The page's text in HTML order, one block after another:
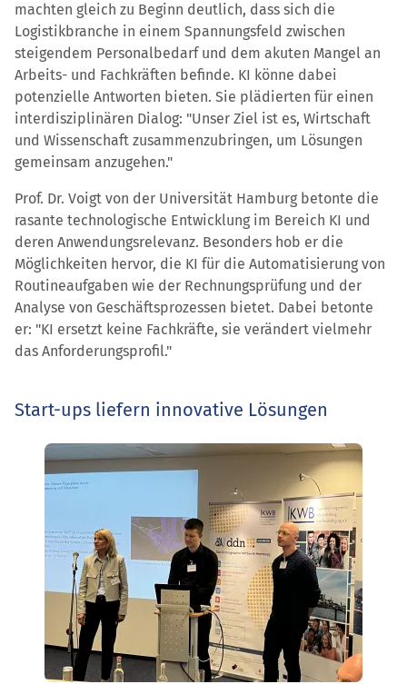
machten gleich zu Beginn deutlich, dass sich die
Logistikbranche in einem Spannungsfeld zwischen
steigendem Personalbedarf und dem akuten Mangel an
Arbeits- und Fachkräften befinde. KI könne dabei
potenzielle Antworten bieten. Sie plädierten für einen
interdisziplinären Dialog: "Unser Ziel ist es, Wirtschaft
und Wissenschaft zusammenzubringen, um Lösungen
gemeinsam anzugehen."
Prof. Dr. Voigt von der Universität Hamburg betonte die
rasante technologische Entwicklung im Bereich KI und
deren Anwendungsrelevanz. Besonders hob er die
Möglichkeiten hervor, die KI für die Automatisierung von
Routineaufgaben wie der Rechnungsprüfung und der
Analyse von Geschäftsprozessen bietet. Dabei betonte
er: "KI ersetzt keine Fachkräfte, sie verändert vielmehr
das Anforderungsprofil."
Start-ups liefern innovative Lösungen